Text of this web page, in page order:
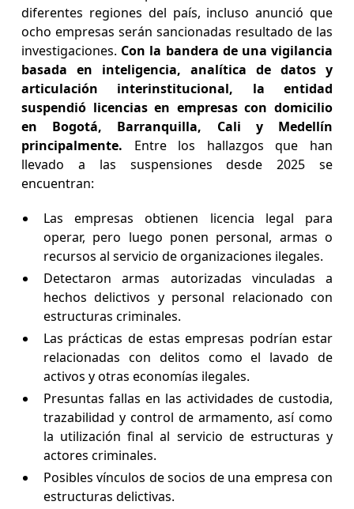
diferentes regiones del país, incluso anunció que
ocho empresas serán sancionadas resultado de las
investigaciones. Con la bandera de una vigilancia
basada en inteligencia, analítica de datos y
articulación interinstitucional, la entidad
suspendió licencias en empresas con domicilio
en Bogotá, Barranquilla, Cali y Medellín
principalmente. Entre los hallazgos que han
llevado a las suspensiones desde 2025 se
encuentran:
Las empresas obtienen licencia legal para
operar, pero luego ponen personal, armas o
recursos al servicio de organizaciones ilegales.
Detectaron armas autorizadas vinculadas a
hechos delictivos y personal relacionado con
estructuras criminales.
Las prácticas de estas empresas podrían estar
relacionadas con delitos como el lavado de
activos y otras economías ilegales.
Presuntas fallas en las actividades de custodia,
trazabilidad y control de armamento, así como
la utilización final al servicio de estructuras y
actores criminales.
Posibles vínculos de socios de una empresa con
estructuras delictivas.